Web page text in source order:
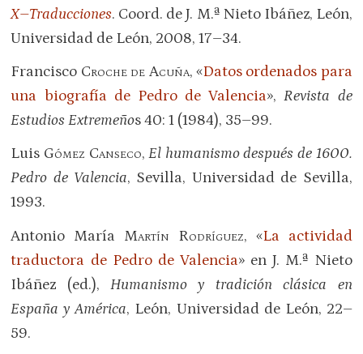
X–Traducciones. Coord. de J. M.ª Nieto Ibáñez, León,
Universidad de León, 2008, 17–34.
Francisco Croche de Acuña, «Datos ordenados para
una biografía de Pedro de Valencia»,Revista de
Estudios Extremeños 40: 1 (1984), 35–99.
Luis Gómez Canseco,El humanismo después de 1600.
Pedro de Valencia, Sevilla, Universidad de Sevilla,
1993.
Antonio María Martín Rodríguez, «La actividad
traductora de Pedro de Valencia» en J. M.ª Nieto
Ibáñez (ed.),Humanismo y tradición clásica en
España y América, León, Universidad de León, 22–
59.